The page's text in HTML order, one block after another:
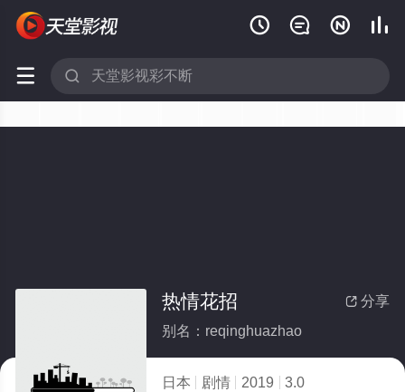
   
 
 分享
热情花招
别名：reqinghuazhao
日本 剧情 2019
3.0